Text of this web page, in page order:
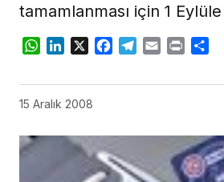
tamamlanması için 1
WhatsApp
LinkedIn
X Facebook
Telegram
Email Print
15 Aralık 2008